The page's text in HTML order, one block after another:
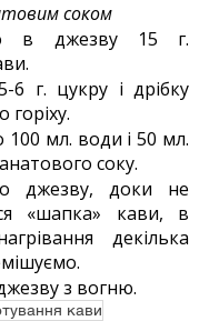
соком
в джезву 15 г.
6 г. цукру і дрібку
горіху.
100 мл. води і 50 мл.
соку.
джезву, доки не
«шапка» кави, в
декілька
з вогню.
кави